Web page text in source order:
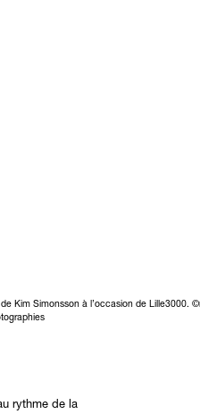
Kim Simonsson à l’occasion de Lille3000.
rythme de la